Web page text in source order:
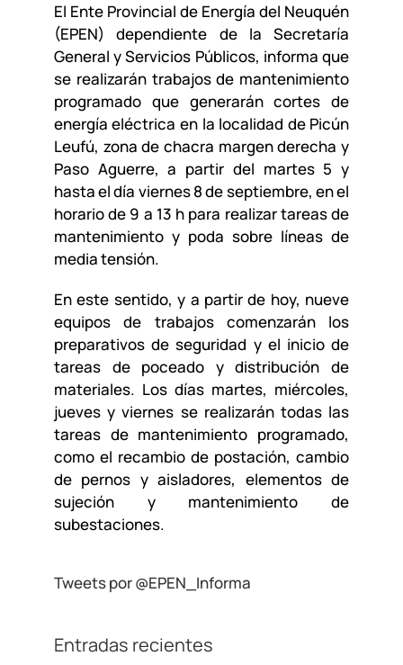
El Ente Provincial de Energía del Neuquén
(EPEN) dependiente de la Secretaría
General y Servicios Públicos, informa que
se realizarán trabajos de mantenimiento
programado que generarán cortes de
energía eléctrica en la localidad de Picún
Leufú, zona de chacra margen derecha y
Paso Aguerre, a partir del martes 5 y
hasta el día viernes 8 de septiembre, en el
horario de 9 a 13 h para realizar tareas de
mantenimiento y poda sobre líneas de
media tensión.
En este sentido, y a partir de hoy, nueve
equipos de trabajos comenzarán los
preparativos de seguridad y el inicio de
tareas de poceado y distribución de
materiales. Los días martes, miércoles,
jueves y viernes se realizarán todas las
tareas de mantenimiento programado,
como el recambio de postación, cambio
de pernos y aisladores, elementos de
sujeción y mantenimiento de
subestaciones.
Tweets por @EPEN_Informa
Entradas recientes